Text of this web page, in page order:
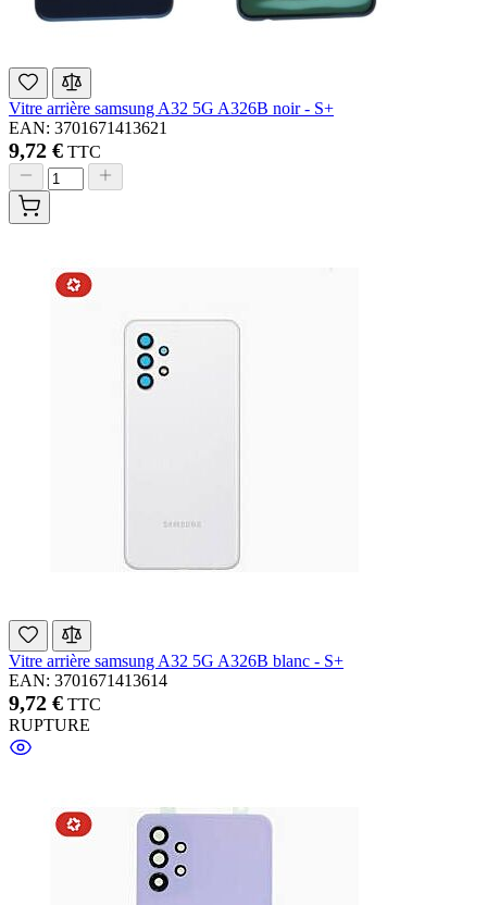
Vitre arrière samsung A32 5G A326B noir - S+
EAN: 3701671413621
9,72 € TTC
Vitre arrière samsung A32 5G A326B blanc - S+
EAN: 3701671413614
9,72 € TTC
RUPTURE